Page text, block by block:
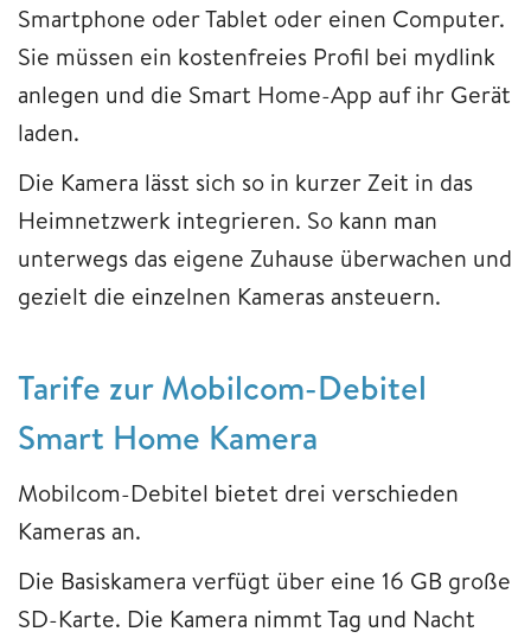
Smartphone oder Tablet oder einen Computer.
Sie müssen ein kostenfreies Profil bei mydlink
anlegen und die Smart Home-App auf ihr Gerät
laden.
Die Kamera lässt sich so in kurzer Zeit in das
Heimnetzwerk integrieren. So kann man
unterwegs das eigene Zuhause überwachen und
gezielt die einzelnen Kameras ansteuern.
Tarife zur Mobilcom-Debitel
Smart Home Kamera
Mobilcom-Debitel bietet drei verschieden
Kameras an.
Die Basiskamera verfügt über eine 16 GB große
SD-Karte. Die Kamera nimmt Tag und Nacht